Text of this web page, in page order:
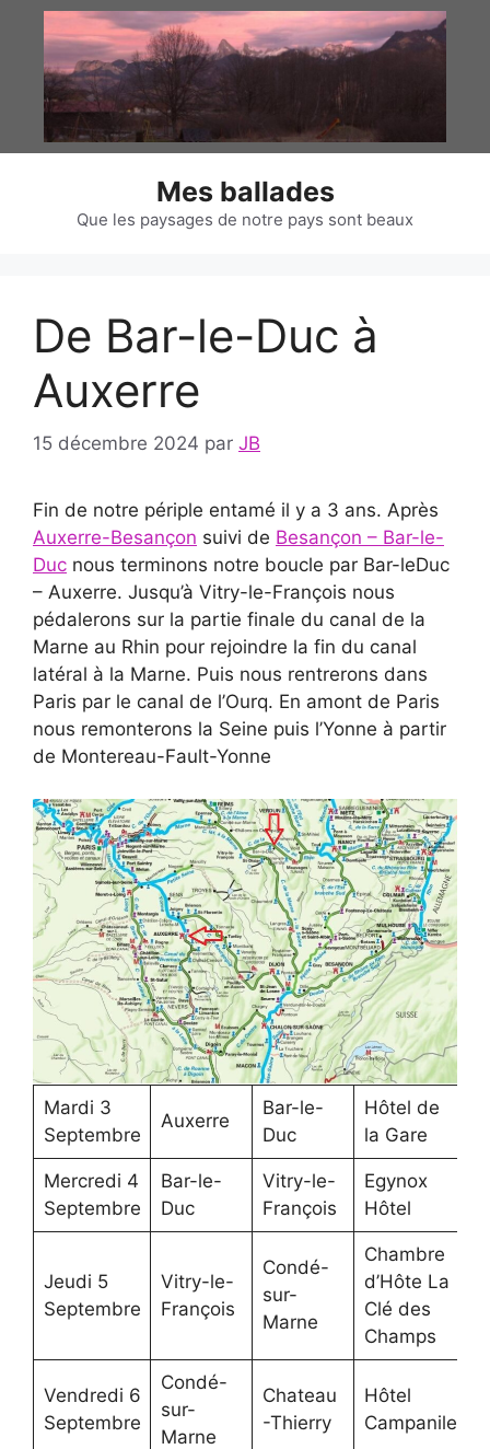
contenu
Mes ballades
Que les paysages de notre pays sont beaux
De Bar-le-Duc à
Auxerre
15 décembre 2024 par JB
Fin de notre périple entamé il y a 3 ans. Après
Auxerre-Besançon suivi de Besançon – Bar-le-
Duc nous terminons notre boucle par Bar-leDuc
– Auxerre. Jusqu’à Vitry-le-François nous
pédalerons sur la partie finale du canal de la
Marne au Rhin pour rejoindre la fin du canal
latéral à la Marne. Puis nous rentrerons dans
Paris par le canal de l’Ourq. En amont de Paris
nous remonterons la Seine puis l’Yonne à partir
de Montereau-Fault-Yonne
Mardi 3
Septembre
Auxerre
Bar-le-
Duc
Hôtel de
la Gare
Mercredi 4
Septembre
Bar-le-
Duc
Vitry-le-
François
Egynox
Hôtel
Jeudi 5
Septembre
Vitry-le-
François
Condé-
sur-
Marne
Chambre
d’Hôte La
Clé des
Champs
Vendredi 6
Septembre
Condé-
sur-
Marne
Chateau
-Thierry
Hôtel
Campanile